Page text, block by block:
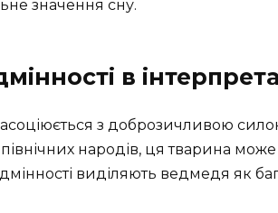
значення сну.
в
асоціюється з доброзичливою
народів, ця тварина може
виділяють ведмедя як